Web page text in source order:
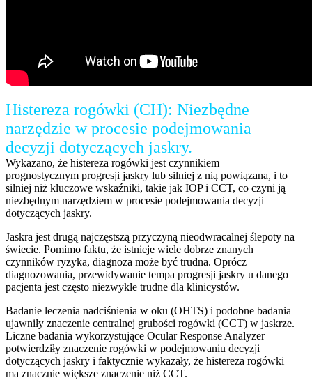
Histereza rogówki (CH): Niezbędne
narzędzie w procesie podejmowania
decyzji dotyczących jaskry.
Wykazano, że histereza rogówki jest czynnikiem
prognostycznym progresji jaskry lub silniej z nią powiązana, i to
silniej niż kluczowe wskaźniki, takie jak IOP i CCT, co czyni ją
niezbędnym narzędziem w procesie podejmowania decyzji
dotyczących jaskry.
Jaskra jest drugą najczęstszą przyczyną nieodwracalnej ślepoty na
świecie. Pomimo faktu, że istnieje wiele dobrze znanych
czynników ryzyka, diagnoza może być trudna. Oprócz
diagnozowania, przewidywanie tempa progresji jaskry u danego
pacjenta jest często niezwykle trudne dla klinicystów.
Badanie leczenia nadciśnienia w oku (OHTS) i podobne badania
ujawniły znaczenie centralnej grubości rogówki (CCT) w jaskrze.
Liczne badania wykorzystujące Ocular Response Analyzer
potwierdziły znaczenie rogówki w podejmowaniu decyzji
dotyczących jaskry i faktycznie wykazały, że histereza rogówki
ma znacznie większe znaczenie niż CCT.